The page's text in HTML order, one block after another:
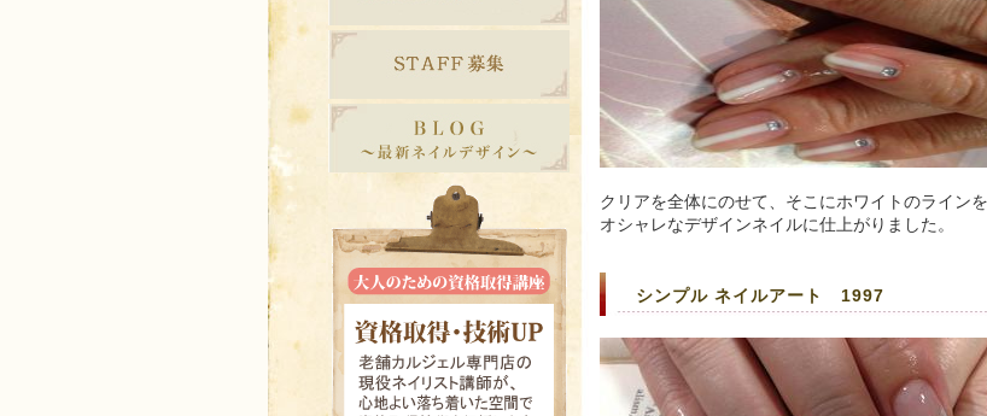
クリアを全体にのせて、そこにホワイトのライン
オシャレなデザインネイルに仕上がりました。
シンプル ネイルアート 1997